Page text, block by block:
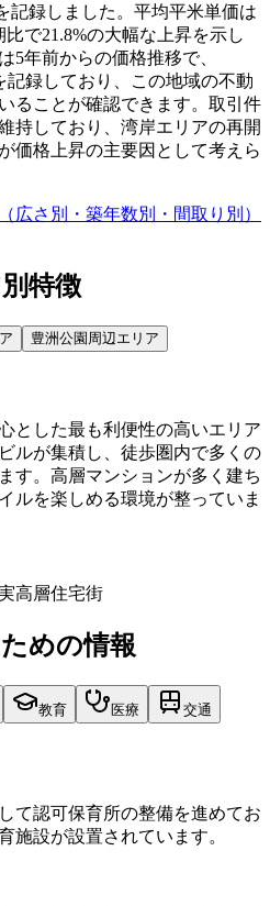
記録しました。平均平米単価は
で21.8%の大幅な上昇を示し
5年前からの価格推移で、
記録しており、この地域の不動
ることが確認できます。取引件
持しており、湾岸エリアの再開
価格上昇の主要因として考えら
広さ別・築年数別・間取り別）
特徴
豊洲公園周辺エリア
とした最も利便性の高いエリア
ルが集積し、徒歩圏内で多くの
す。高層マンションが多く建ち
ルを楽しめる環境が整っていま
高層住宅街
めの情報
教育 医療 交通
て認可保育所の整備を進めてお
施設が設置されています。